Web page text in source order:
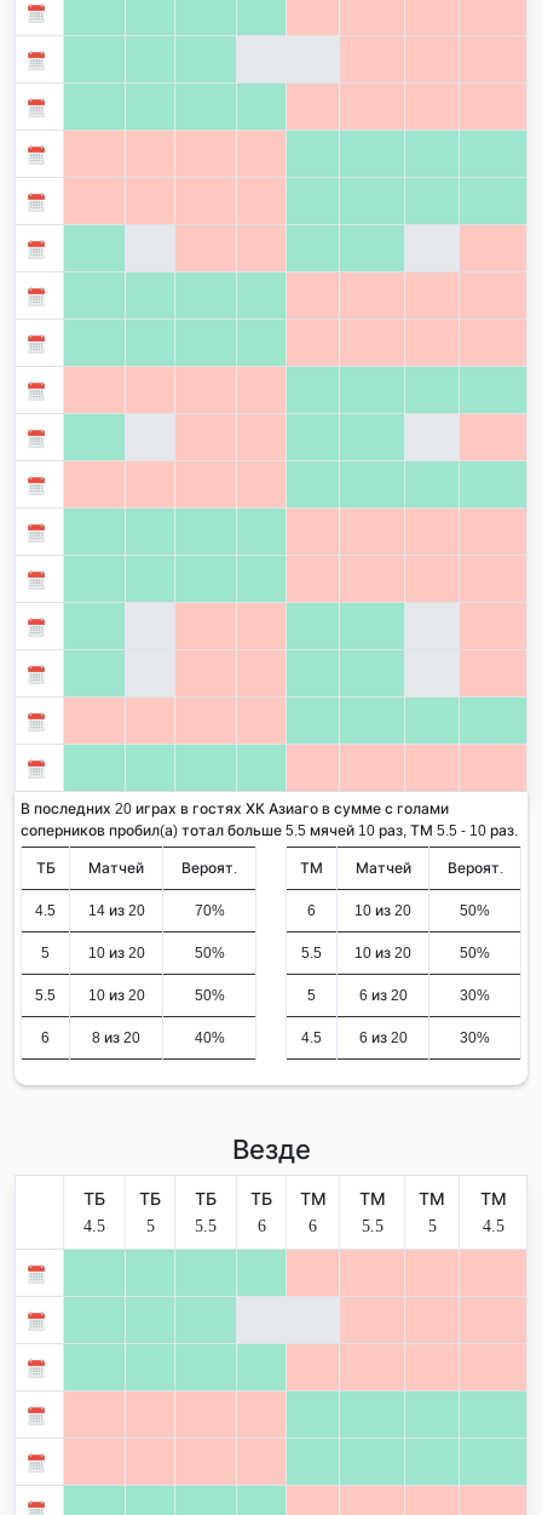
В последних 20 играх в гостях ХК Азиаго в сумме с голами
соперников пробил(а) тотал больше 5.5 мячей 10 раз, ТМ 5.5 - 10 раз.
ТБ Матчей Вероят.
4.5 14 из 20 70%
5 10 из 20 50%
5.5 10 из 20 50%
6 8 из 20 40%
ТМ Матчей Вероят.
6 10 из 20 50%
5.5 10 из 20 50%
5 6 из 20 30%
4.5 6 из 20 30%
Везде
ТБ
4.5
ТБ
5
ТБ
5.5
ТБ
6
ТМ
6
ТМ
5.5
ТМ
5
ТМ
4.5